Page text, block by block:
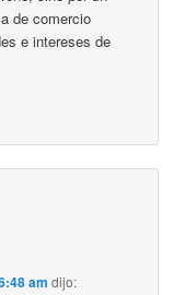
de comercio
e intereses de
am dijo: